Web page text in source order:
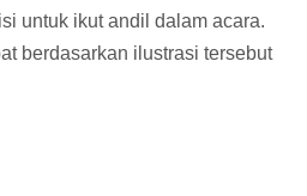
untuk ikut andil dalam acara.
berdasarkan ilustrasi tersebut